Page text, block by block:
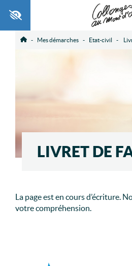
Mes démarches Etat-civil
LIVRET DE
La page est en cours d’écriture.
votre compréhension.
Ouvrir la barre d’outils